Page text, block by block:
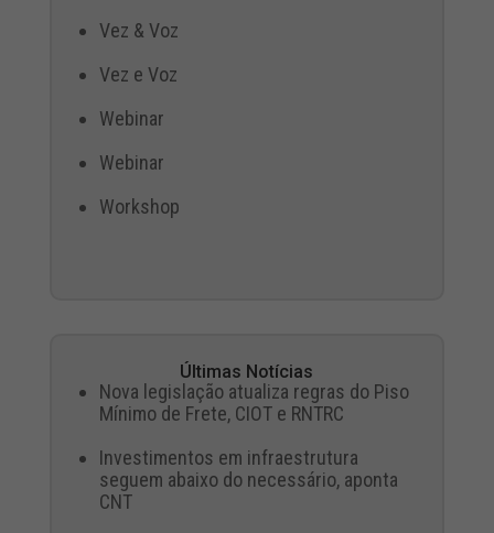
Vez & Voz
Vez e Voz
Webinar
Webinar
Workshop
Últimas Notícias
Nova legislação atualiza regras do Piso
Mínimo de Frete, CIOT e RNTRC
Investimentos em infraestrutura
seguem abaixo do necessário, aponta
CNT